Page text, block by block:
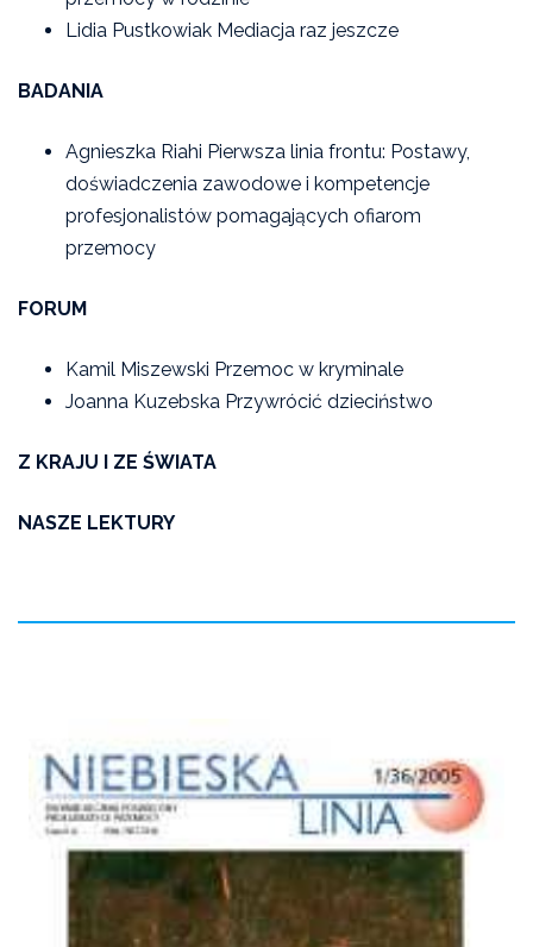
Lidia Pustkowiak Mediacja raz jeszcze
BADANIA
Agnieszka Riahi Pierwsza linia frontu: Postawy,
doświadczenia zawodowe i kompetencje
profesjonalistów pomagających ofiarom
przemocy
FORUM
Kamil Miszewski Przemoc w kryminale
Joanna Kuzebska Przywrócić dzieciństwo
Z KRAJU I ZE ŚWIATA
NASZE LEKTURY